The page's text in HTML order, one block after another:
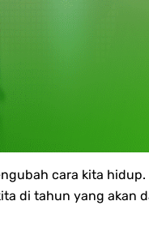
cara kita
di tahun yang akan